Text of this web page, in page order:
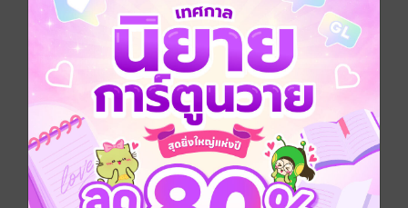
อยากได้ ซื้อเป็นของขวัญ ติดตาม แชร์
รายละเอียดการสร้างสรรค์ผลงานโดยย่อแรงบันดาล
สร้างขึ้นจากความตั้งใจของมนุษย์ จากใจ โดย เสียงของ
การเล่นดนตร โดยมนุษย์ ด้วยความศักดิ์สิทธิ์ ของ
พระพุทธรูป
ประเภทไฟล์